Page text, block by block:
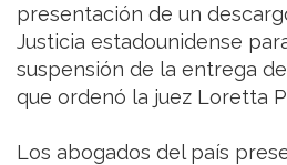
presentación de un
Justicia estadounidense
suspensión de la entrega
que ordenó la juez Loretta
Los abogados del país